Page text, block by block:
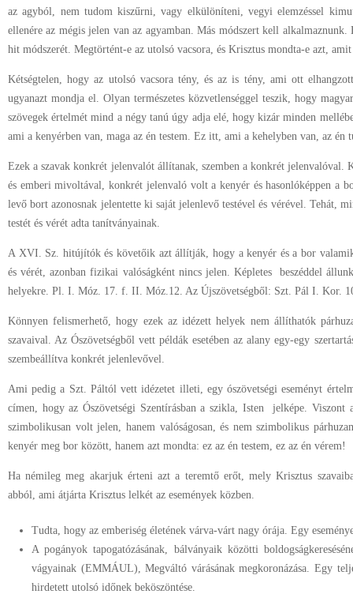
az agyból, nem tudom kiszűrni, vagy elkülöníteni, vegyi elemzéssel
ellenére az mégis jelen van az agyamban. Más módszert kell alkalmaznunk.
hit módszerét. Megtörtént-e az utolsó vacsora, és Krisztus mondta-e azt,
Kétségtelen, hogy az utolsó vacsora tény, és az is tény, ami ott
ugyanazt mondja el. Olyan természetes közvetlenséggel teszik, hogy
szövegek értelmét mind a négy tanú úgy adja elé, hogy kizár minden
ami a kenyérben van, maga az én testem. Ez itt, ami a kehelyben van, az én
Ezek a szavak konkrét jelenvalót állítanak, szemben a konkrét
és emberi mivoltával, konkrét jelenvaló volt a kenyér és hasonlóképpen a
levő bort azonosnak jelentette ki saját jelenlevő testével és vérével. Tehát,
testét és vérét adta tanítványainak.
A XVI. Sz. hitújítók és követőik azt állítják, hogy a kenyér és a bor
és vérét, azonban fizikai valóságként nincs jelen. Képletes beszéddel
helyekre. Pl. I. Móz. 17. f. II. Móz.12. Az Újszövetségből: Szt. Pál I. Kor.
Könnyen felismerhető, hogy ezek az idézett helyek nem állíthatók
szavaival. Az Ószövetségből vett példák esetében az alany egy-egy
szembeállítva konkrét jelenlevővel.
Ami pedig a Szt. Páltól vett idézetet illeti, egy ószövetségi eseményt
címen, hogy az Ószövetségi Szentírásban a szikla, Isten jelképe. Viszont
szimbolikusan volt jelen, hanem valóságosan, és nem szimbolikus
kenyér meg bor között, hanem azt mondta: ez az én testem, ez az én vérem!
Ha némileg meg akarjuk érteni azt a teremtő erőt, mely Krisztus
abból, ami átjárta Krisztus lelkét az események közben.
Tudta, hogy az emberiség életének várva-várt nagy órája. Egy
A pogányok tapogatózásának, bálványaik közötti
vágyainak (EMMÁUL), Megváltó várásának megkoronázása. Egy
hirdetett utolsó időnek beköszöntése.